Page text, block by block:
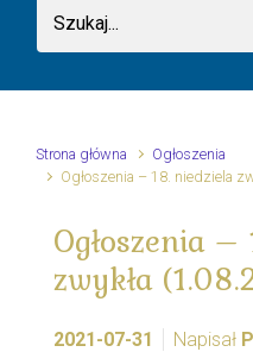
Strona główna
Ogłoszenia
Ogłoszenia – 18. niedziela
Ogłoszenia
zwykła
2021-07-31 Napisał